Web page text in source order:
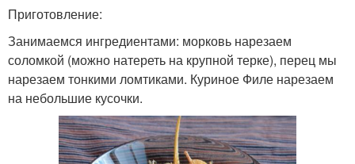
Приготовление:
Занимаемся ингредиентами: морковь нарезаем
соломкой (можно натереть на крупной терке), перец мы
нарезаем тонкими ломтиками. Куриное Филе нарезаем
на небольшие кусочки.